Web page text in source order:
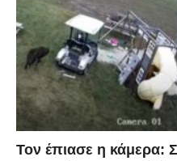
Τον έπιασε η κάμερα: